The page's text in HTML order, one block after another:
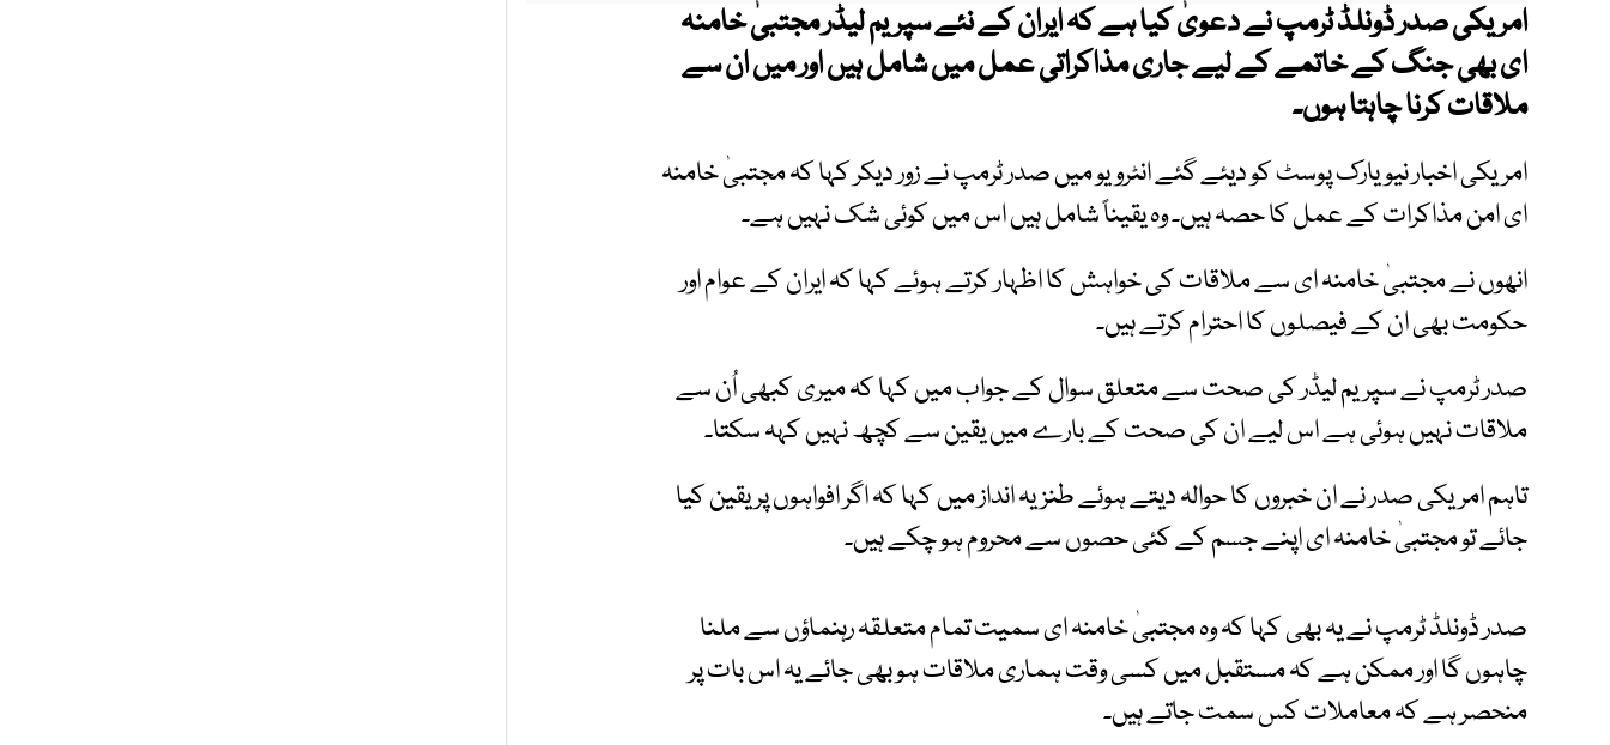
امریکی صدر ڈونلڈ ٹرمپ نے دعویٰ کیا ہے کہ ایران کے نئے سپریم لیڈر مجتبیٰ خامنہ
ای بھی جنگ کے خاتمے کے لیے جاری مذاکراتی عمل میں شامل ہیں اور میں ان سے
ملاقات کرنا چاہتا ہوں۔
امریکی اخبار نیویارک پوسٹ کو دیئے گئے انٹرویو میں صدر ٹرمپ نے زور دیکر کہا کہ مجتبیٰ خامنہ
ای امن مذاکرات کے عمل کا حصہ ہیں۔ وہ یقیناً شامل ہیں اس میں کوئی شک نہیں ہے۔
انھوں نے مجتبیٰ خامنہ ای سے ملاقات کی خواہش کا اظہار کرتے ہوئے کہا کہ ایران کے عوام اور
حکومت بھی ان کے فیصلوں کا احترام کرتے ہیں۔
صدر ٹرمپ نے سپریم لیڈر کی صحت سے متعلق سوال کے جواب میں کہا کہ میری کبھی اُن سے
ملاقات نہیں ہوئی ہے اس لیے ان کی صحت کے بارے میں یقین سے کچھ نہیں کہہ سکتا۔
تاہم امریکی صدر نے ان خبروں کا حوالہ دیتے ہوئے طنزیہ انداز میں کہا کہ اگر افواہوں پر یقین کیا
جائے تو مجتبیٰ خامنہ ای اپنے جسم کے کئی حصوں سے محروم ہو چکے ہیں۔
صدر ڈونلڈ ٹرمپ نے یہ بھی کہا کہ وہ مجتبیٰ خامنہ ای سمیت تمام متعلقہ رہنماؤں سے ملنا
چاہوں گا اور ممکن ہے کہ مستقبل میں کسی وقت ہماری ملاقات ہو بھی جائے یہ اس بات پر
منحصر ہے کہ معاملات کس سمت جاتے ہیں۔